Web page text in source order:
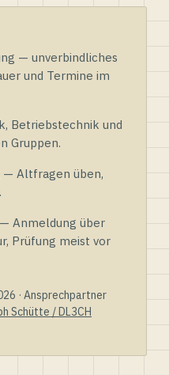
— unverbindliches
und Termine im
Betriebstechnik und
Gruppen.
— Altfragen üben,
Anmeldung über
Prüfung meist vor
· Ansprechpartner
Schütte / DL3CH